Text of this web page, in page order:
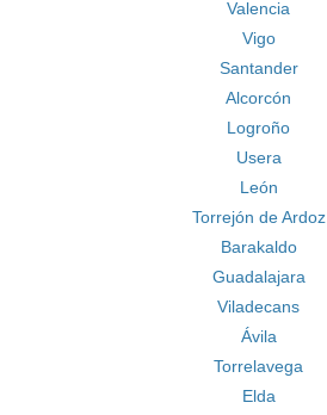
Valencia
Vigo
Santander
Alcorcón
Logroño
Usera
León
Torrejón de Ardoz
Barakaldo
Guadalajara
Viladecans
Ávila
Torrelavega
Elda